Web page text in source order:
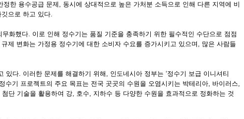
한 용수공급 문제, 동시에 상대적으로 높은 가처분 소득으로 인해 다른 지역에 비
으로 하고 있다.
화했다. 이로 인해 정수기는 품질 기준을 충족하기 위한 필수적인 수단으로 점점
제 변화는 가정용 정수기에 대한 소비자 수요를 증가시키고 있으며, 많은 사람들
다. 이러한 문제를 해결하기 위해, 인도네시아 정부는 ‘정수기 보급 이니셔티
기 프로젝트의 주요 목표는 전국 곳곳의 수원을 오염시키는 박테리아, 바이러스,
단 기술을 활용하여 강, 호수, 지하수 등 다양한 수원을 효과적으로 정화하는 것